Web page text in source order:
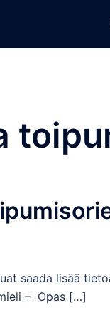
saada lisää
– Opas […]